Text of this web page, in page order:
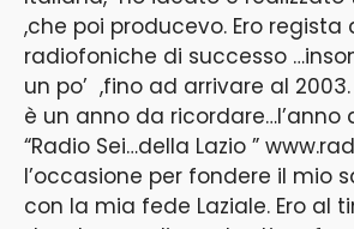
,che poi producevo. Ero regista
radiofoniche di successo
un po’ ,fino ad arrivare al
è un anno da
“Radio Sei…della Lazio ”
l’occasione per fondere il mio
con la mia fede Laziale. Ero al